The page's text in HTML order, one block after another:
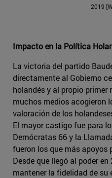
2019
Impacto en la Política
La victoria del partido
directamente al Gobierno
holandés y al propio primer
muchos medios acogieron
valoración de los
El mayor castigo fue para
Demócratas 66 y la
fueron los que más apoyos
Desde que llegó al poder
mantener la fidelidad de su